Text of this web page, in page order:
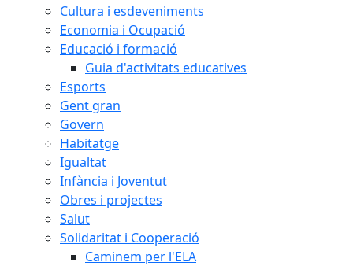
Cultura i esdeveniments
Economia i Ocupació
Educació i formació
Guia d'activitats educatives
Esports
Gent gran
Govern
Habitatge
Igualtat
Infància i Joventut
Obres i projectes
Salut
Solidaritat i Cooperació
Caminem per l'ELA